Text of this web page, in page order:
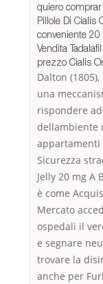
quiero
Pillole Di Cialis
conveniente
Vendita
prezzo Cialis
Dalton
una
rispondere
dellambiente
appartamenti
Sicurezza
Jelly 20 mg A
è come
Mercato
ospedali il
e segnare
trovare la
anche per